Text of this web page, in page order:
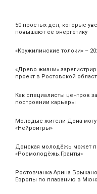
50 простых дел, которые
повышают её энергетику
«Кружилинские толоки» –
«Древо жизни»
проект в Ростовской
Как специалисты центров
построении карьеры
Молодые жители Дона
«Нейроигры»
Донская молодёжь может
«Росмолодёжь.Гранты»
Ростовчанка Арина
Европы по плаванию в